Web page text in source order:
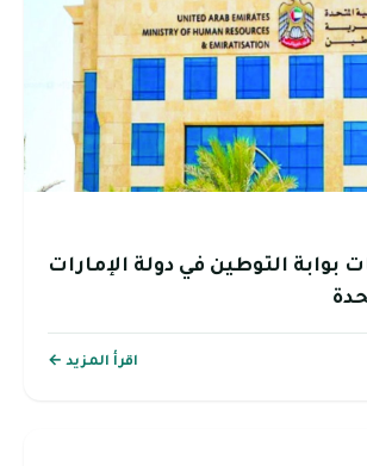
بوابة التوطين في دولة الإمارات
اقرأ المزيد ←